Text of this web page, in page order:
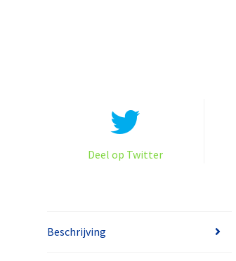
Deel op Twitter
Beschrijving